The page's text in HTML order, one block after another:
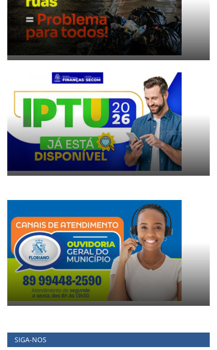
SIGA-NOS